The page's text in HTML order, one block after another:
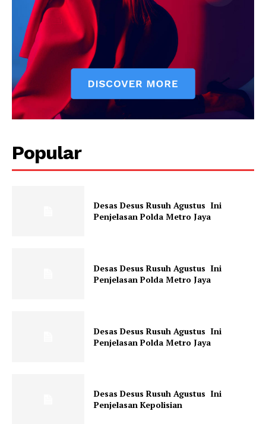
Popular
Desas Desus Rusuh Agustus Ini
Penjelasan Polda Metro Jaya
Desas Desus Rusuh Agustus Ini
Penjelasan Polda Metro Jaya
Desas Desus Rusuh Agustus Ini
Penjelasan Polda Metro Jaya
Desas Desus Rusuh Agustus Ini
Penjelasan Kepolisian